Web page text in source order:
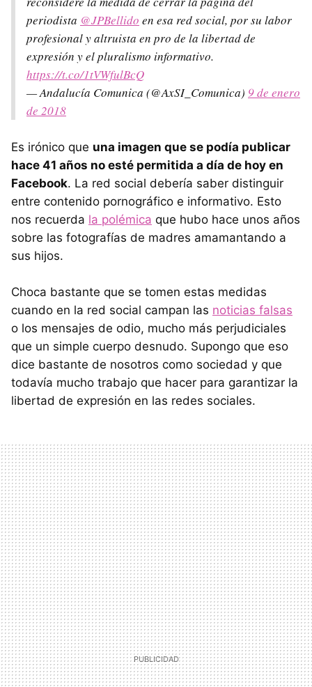
periodista @JPBellido en esa red social, por su labor
profesional y altruista en pro de la libertad de
expresión y el pluralismo informativo.
https://t.co/1tVWfulBcQ
— Andalucía Comunica (@AxSI_Comunica) 9 de enero
de 2018
Es irónico que una imagen que se podía publicar
hace 41 años no esté permitida a día de hoy en
Facebook. La red social debería saber distinguir
entre contenido pornográfico e informativo. Esto
nos recuerda la polémica que hubo hace unos años
sobre las fotografías de madres amamantando a
sus hijos.
Choca bastante que se tomen estas medidas
cuando en la red social campan las noticias falsas
o los mensajes de odio, mucho más perjudiciales
que un simple cuerpo desnudo. Supongo que eso
dice bastante de nosotros como sociedad y que
todavía mucho trabajo que hacer para garantizar la
libertad de expresión en las redes sociales.